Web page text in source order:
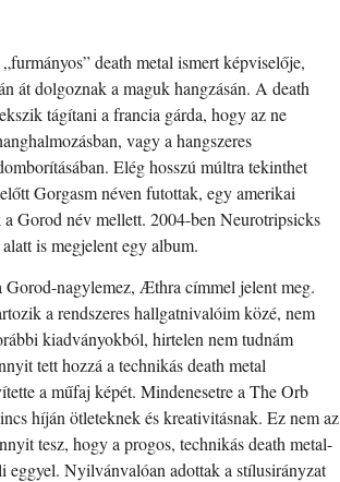
death metal ismert képviselője,
át dolgoznak a maguk hangzásán. A death
tágítani a francia gárda, hogy az ne
vagy a hangszeres
Elég hosszú múltra tekinthet
Gorgasm néven futottak, egy amerikai
a Gorod név mellett. 2004-ben Neurotripsicks
is megjelent egy album.
Gorod-nagylemez, Æthra címmel jelent meg.
a rendszeres hallgatnivalóim közé, nem
kiadványokból, hirtelen nem tudnám
tett hozzá a technikás death metal
a műfaj képét. Mindenesetre a The Orb
híján ötleteknek és kreativitásnak. Ez nem az
tesz, hogy a progos, technikás death metal-
eggyel. Nyilvánvalóan adottak a stílusirányzat